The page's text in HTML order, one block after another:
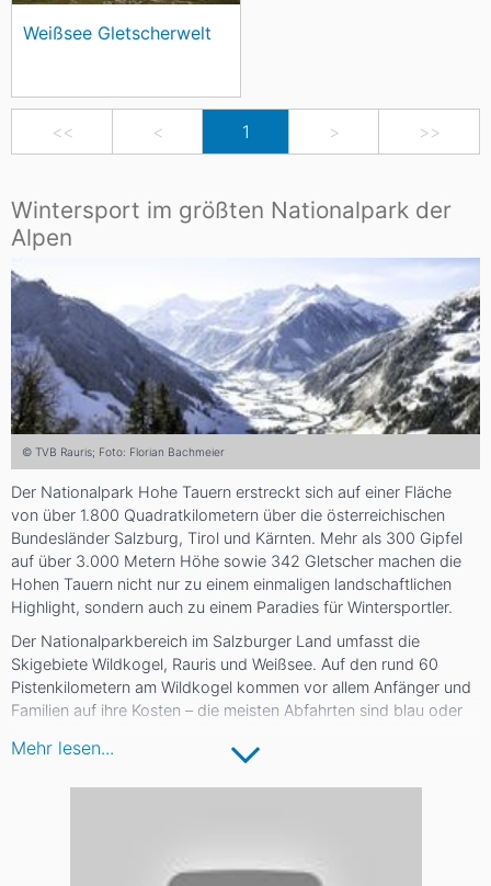
Weißsee Gletscherwelt
<< < 1 > >>
Wintersport im größten Nationalpark der
Alpen
© TVB Rauris; Foto: Florian Bachmeier
Mehr lesen...
Der Nationalpark Hohe Tauern erstreckt sich auf einer Fläche
von über 1.800 Quadratkilometern über die österreichischen
Bundesländer Salzburg, Tirol und Kärnten. Mehr als 300 Gipfel
auf über 3.000 Metern Höhe sowie 342 Gletscher machen die
Hohen Tauern nicht nur zu einem einmaligen landschaftlichen
Highlight, sondern auch zu einem Paradies für Wintersportler.
Der Nationalparkbereich im Salzburger Land umfasst die
Skigebiete Wildkogel, Rauris und Weißsee. Auf den rund 60
Pistenkilometern am Wildkogel kommen vor allem Anfänger und
Familien auf ihre Kosten – die meisten Abfahrten sind blau oder
ersten Moves und Tricks. Auch der ruhige Ort Rauris ist